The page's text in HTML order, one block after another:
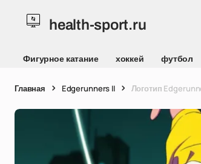
health-sport.ru
Фигурное катание хоккей футбол
Главная Edgerunners II Логотип